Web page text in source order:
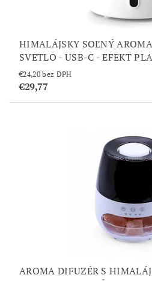
HIMALÁJSKY SOĽNÝ
SVETLO - USB-C - EFEKT
€24,20 bez DPH
€29,77
AROMA DIFUZÉR S